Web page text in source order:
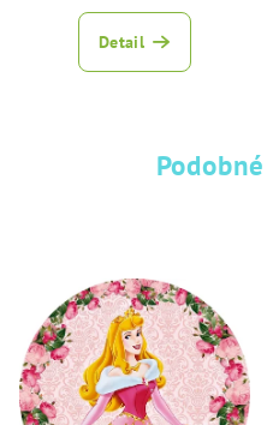
Detail